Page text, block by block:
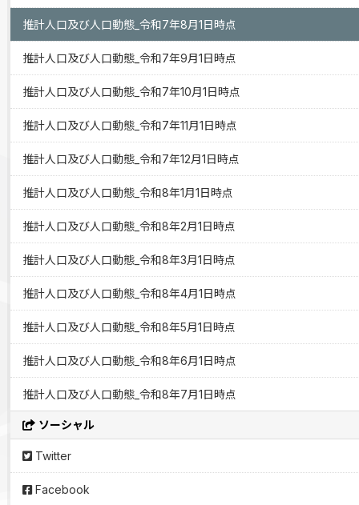
推計人口及び人口動態_令和7年8月1日時点
推計人口及び人口動態_令和7年9月1日時点
推計人口及び人口動態_令和7年10月1日時点
推計人口及び人口動態_令和7年11月1日時点
推計人口及び人口動態_令和7年12月1日時点
推計人口及び人口動態_令和8年1月1日時点
推計人口及び人口動態_令和8年2月1日時点
推計人口及び人口動態_令和8年3月1日時点
推計人口及び人口動態_令和8年4月1日時点
推計人口及び人口動態_令和8年5月1日時点
推計人口及び人口動態_令和8年6月1日時点
推計人口及び人口動態_令和8年7月1日時点
ソーシャル
Twitter
Facebook